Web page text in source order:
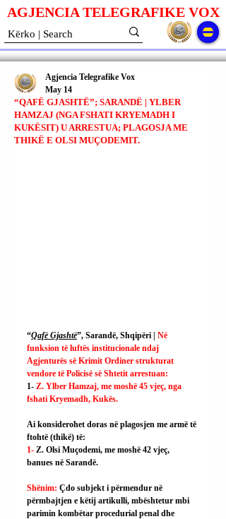
AGJENCIA TELEGRAFIKE VOX
“QAFË GJASHTË”; SARANDË | YLBER
HAMZAJ (NGA FSHATI KRYEMADH I
KUKËSIT) U ARRESTUA; PLAGOSJA ME
THIKË E OLSI MUÇODEMIT.
Agjencia Telegrafike Vox
May 14
“Qafë Gjashtë”, Sarandë, Shqipëri | Në
funksion të luftës institucionale ndaj
Agjenturës së Krimit Ordiner strukturat
vendore të Policisë së Shtetit arrestuan:
1- Z. Ylber Hamzaj, me moshë 45 vjeç, nga
fshati Kryemadh, Kukës.
Ai konsiderohet doras në plagosjen me armë të
ftohtë (thikë) të:
1- Z. Olsi Muçodemi, me moshë 42 vjeç,
banues në Sarandë.
Shënim: Çdo subjekt i përmendur në
përmbajtjen e këtij artikulli, mbështetur mbi
parimin kombëtar procedurial penal dhe